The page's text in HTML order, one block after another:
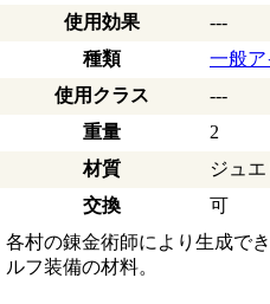
使用効果
---
種類
一般
使用クラス
---
重量
2
材質
ジュ
交換
可
各村の錬金術師により生成で
ルフ装備の材料。